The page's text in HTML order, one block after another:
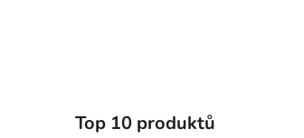
Top 10 produktů